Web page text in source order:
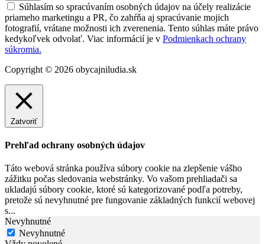
Súhlasím so spracúvaním osobných údajov na účely realizácie
priameho marketingu a PR, čo zahŕňa aj spracúvanie mojich
fotografií, vrátane možnosti ich zverenenia. Tento súhlas máte právo
kedykoľvek odvolať. Viac informácií je v Podmienkach ochrany
súkromia.
Copyright © 2026 obycajniludia.sk
Zatvoriť
Prehľad ochrany osobných údajov
Táto webová stránka používa súbory cookie na zlepšenie vášho
zážitku počas sledovania webstránky. Vo vašom prehliadači sa
ukladajú súbory cookie, ktoré sú kategorizované podľa potreby,
pretože sú nevyhnutné pre fungovanie základných funkcií webovej
s...
Nevyhnutné
Nevyhnutné